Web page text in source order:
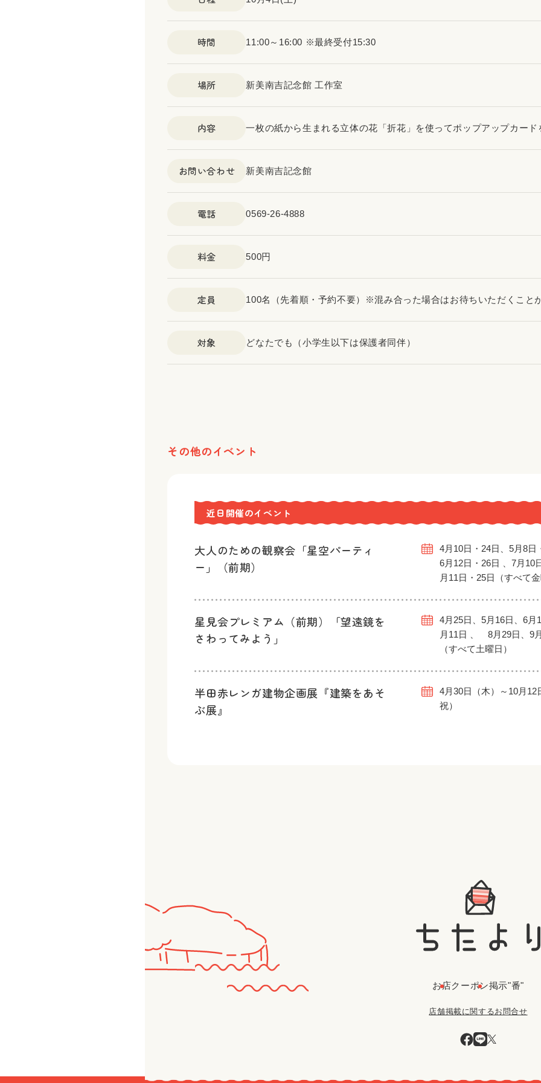
時間 11:00～16:00 ※最終受付15:30
場所 新美南吉記念館 工作室
内容 一枚の紙から生まれる立体の花「折花」を使ってポップアップカード
お問い合わせ 新美南吉記念館
電話 0569-26-4888
料金 500円
定員 100名（先着順・予約不要）※混み合った場合はお待ちいただくこと
対象 どなたでも（小学生以下は保護者同伴）
その他のイベント
近日開催のイベント
大人のための観察会「星空パーティ
ー」（前期）
4月10日・24日、5月8日
6月12日・26日 、7月
月11日・25日（すべて金
星見会プレミアム（前期）「望遠鏡を
さわってみよう」
4月25日、5月16日、6月
月11日 、 8月29日、9
（すべて土曜日）
半田赤レンガ建物企画展『建築をあそ
ぶ展』
4月30日（木）～10月12
祝）
お店クーポン掲示"番"
店舗掲載に関するお問合せ